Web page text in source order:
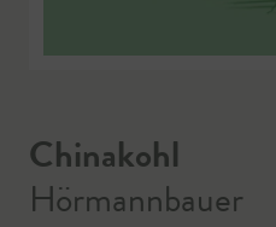
Chinakohl
Hörmannbauer